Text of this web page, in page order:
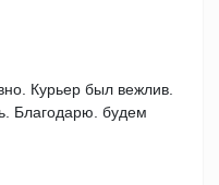
Курьер был вежлив.
Благодарю. будем